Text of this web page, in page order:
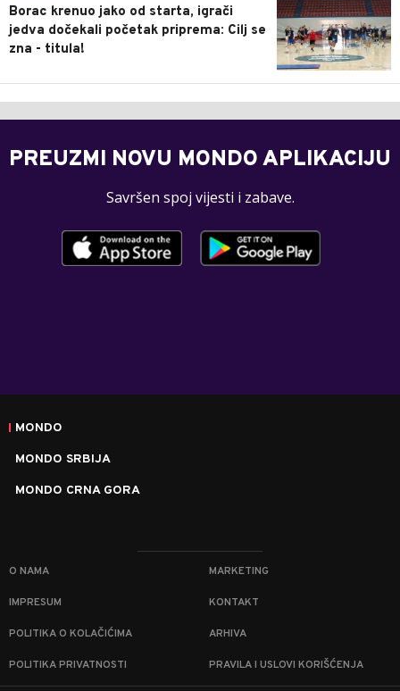
Borac krenuo jako od starta, igrači
jedva dočekali početak priprema: Cilj se
zna - titula!
PREUZMI NOVU MONDO APLIKACIJU
Savršen spoj vijesti i zabave.
MONDO
MONDO SRBIJA
MONDO CRNA GORA
O NAMA MARKETING
IMPRESUM KONTAKT
POLITIKA O KOLAČIĆIMA ARHIVA
POLITIKA PRIVATNOSTI PRAVILA I USLOVI KORIŠĆENJA